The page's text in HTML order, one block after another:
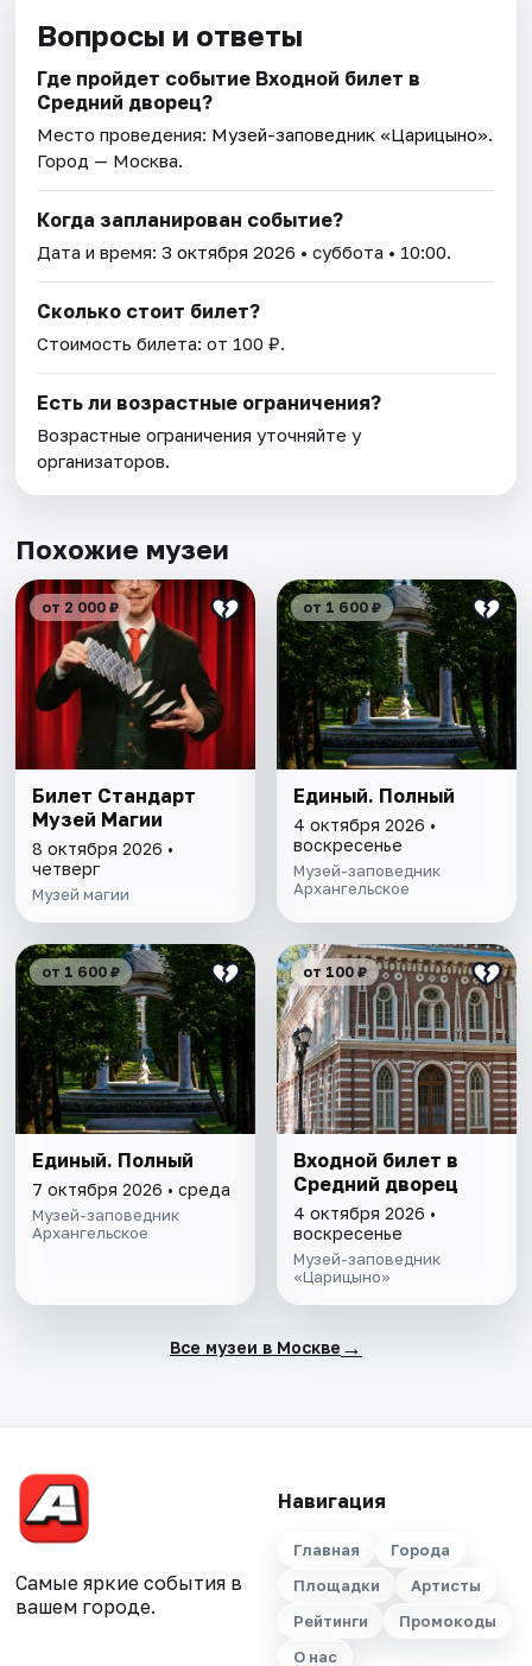
Вопросы и ответы
Где пройдет событие Входной билет в
Средний дворец?
Место проведения: Музей-заповедник «Царицыно».
Город — Москва.
Когда запланирован событие?
Дата и время:3 октября 2026 • суббота • 10:00.
Сколько стоит билет?
Стоимость билета: от 100 ₽.
Есть ли возрастные ограничения?
Возрастные ограничения уточняйте у
организаторов.
Похожие музеи
от 2 000 ₽
Билет Стандарт
Музей Магии
8 октября 2026 •
четверг
Музей магии
от 1 600 ₽
Единый. Полный
4 октября 2026 •
воскресенье
Музей-заповедник
Архангельское
от 1 600 ₽
Единый. Полный
7 октября 2026 • среда
Музей-заповедник
Архангельское
от 100 ₽
Входной билет в
Средний дворец
4 октября 2026 •
воскресенье
Музей-заповедник
«Царицыно»
Все музеи в Москве →
Самые яркие события в
вашем городе.
Навигация
Главная
Города
Площадки
Артисты
Рейтинги
Промокоды
О нас